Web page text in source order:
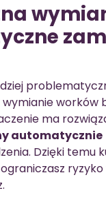
worków
ma
automatycznie
Dzięki temu